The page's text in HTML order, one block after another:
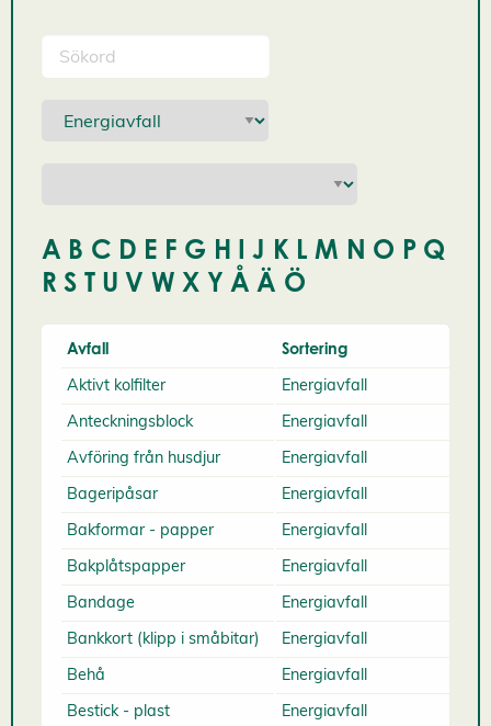
A B C D E F G H I J K L M N O P Q
R S T U V W X Y Å Ä Ö
Avfall Sortering
Aktivt kolfilter
Energiavfall
Anteckningsblock
Energiavfall
Avföring från husdjur
Energiavfall
Bageripåsar
Energiavfall
Bakformar - papper
Energiavfall
Bakplåtspapper
Energiavfall
Bandage
Energiavfall
Bankkort (klipp i småbitar)
Energiavfall
Behå
Energiavfall
Bestick - plast
Energiavfall